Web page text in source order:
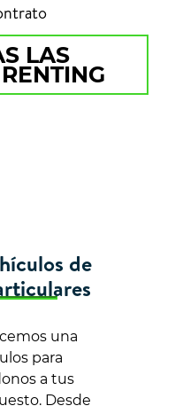
LAS
de
una
para
a tus
Desde